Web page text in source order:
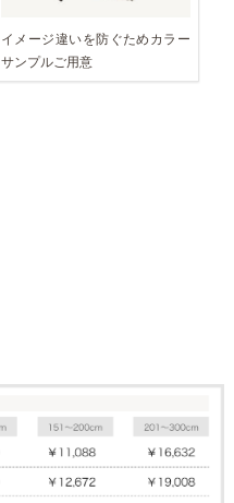
イメージ違いを防ぐためカラー
サンプルご用意